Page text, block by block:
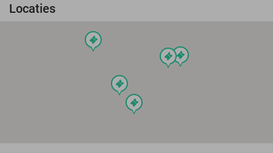
Locaties
events
events
events
events
events